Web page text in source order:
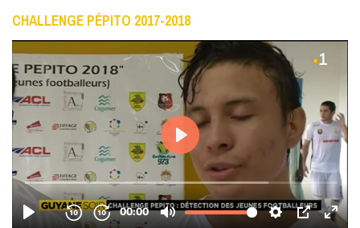
CHALLENGE PÉPITO 2017-2018